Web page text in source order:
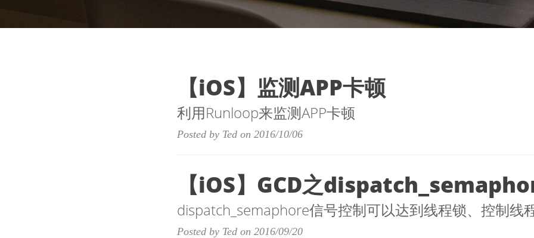
【iOS】监测APP卡顿
利用Runloop来监测APP卡顿
Posted by Ted on 2016/10/06
【iOS】GCD之
dispatch_semaphore信号控制可以达到线程锁、控制线
Posted by Ted on 2016/09/20